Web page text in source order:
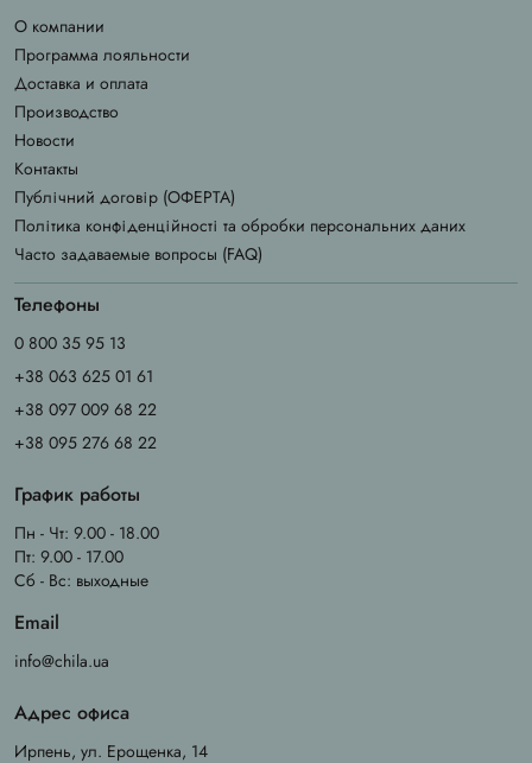
О компании
Программа лояльности
Доставка и оплата
Производство
Новости
Контакты
Публічний договір (ОФЕРТА)
Політика конфіденційності та обробки персональних даних
Часто задаваемые вопросы (FAQ)
Телефоны
0 800 35 95 13
+38 063 625 01 61
+38 097 009 68 22
+38 095 276 68 22
График работы
Пн - Чт: 9.00 - 18.00
Пт: 9.00 - 17.00
Сб - Вс: выходные
Email
info@chila.ua
Адрес офиса
Ирпень, ул. Ерощенка, 14